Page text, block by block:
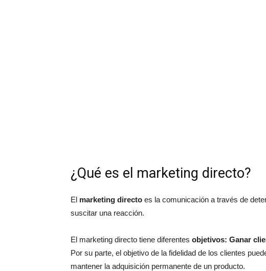
¿Qué es el marketing directo?
El marketing directo es la comunicación a través de
suscitar una reacción.
El marketing directo tiene diferentes objetivos: Ganar
Por su parte, el objetivo de la fidelidad de los clientes
mantener la adquisición permanente de un producto.